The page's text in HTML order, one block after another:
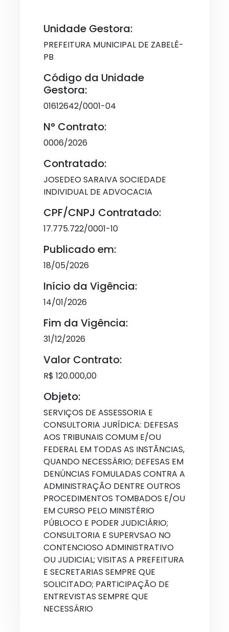
Unidade Gestora:
PREFEITURA MUNICIPAL DE ZABELÊ-
PB
Código da Unidade
Gestora:
01612642/0001-04
N° Contrato:
0006/2026
Contratado:
JOSEDEO SARAIVA SOCIEDADE
INDIVIDUAL DE ADVOCACIA
CPF/CNPJ Contratado:
17.775.722/0001-10
Publicado em:
18/05/2026
Início da Vigência:
14/01/2026
Fim da Vigência:
31/12/2026
Valor Contrato:
R$ 120.000,00
Objeto:
SERVIÇOS DE ASSESSORIA E
CONSULTORIA JURÍDICA: DEFESAS
AOS TRIBUNAIS COMUM E/OU
FEDERAL EM TODAS AS INSTÃNCIAS,
QUANDO NECESSÁRIO; DEFESAS EM
DENÚNCIAS FOMULADAS CONTRA A
ADMINISTRAÇÃO DENTRE OUTROS
PROCEDIMENTOS TOMBADOS E/OU
EM CURSO PELO MINISTÉRIO
PÚBLOCO E PODER JUDICIÁRIO;
CONSULTORIA E SUPERVSAO NO
CONTENCIOSO ADMINISTRATIVO
OU JUDICIAL; VISITAS A PREFEITURA
E SECRETARIAS SEMPRE QUE
SOLICITADO; PARTICIPAÇÃO DE
ENTREVISTAS SEMPRE QUE
NECESSÁRIO